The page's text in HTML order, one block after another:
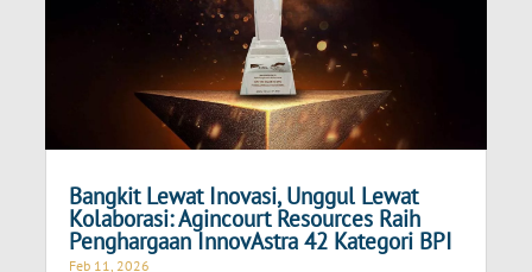
Bangkit Lewat Inovasi, Unggul Lewat
Kolaborasi: Agincourt Resources Raih
Penghargaan InnovAstra 42 Kategori BPI
Feb 11, 2026